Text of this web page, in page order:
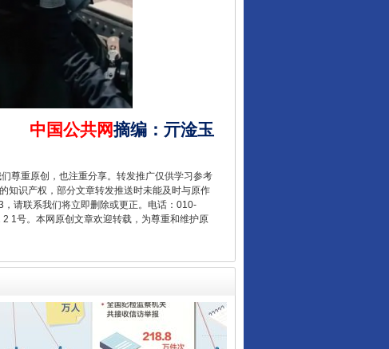
中国公共网摘编 ： 亓淦玉
尊重原创，也注重分享。转发推广仅供学习参考
知识产权，部分文章转发推送时未能及时与原作
请联系我们将立即删除或更正。电话：010-
1号。本网原创文章欢迎转载，为尊重和维护原
从数据变化看反腐深化